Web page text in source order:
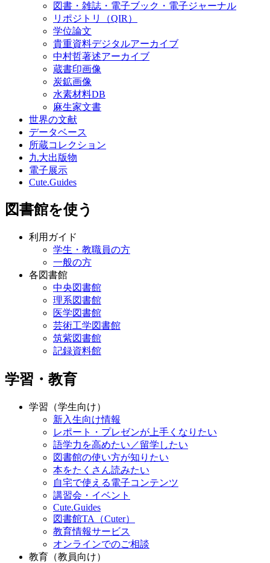
図書・雑誌・電子ブック・電子ジャーナル
リポジトリ（QIR）
学位論文
貴重資料デジタルアーカイブ
中村哲著述アーカイブ
蔵書印画像
炭鉱画像
水素材料DB
麻生家文書
世界の文献
データベース
所蔵コレクション
九大出版物
電子展示
Cute.Guides
図書館を使う
利用ガイド
学生・教職員の方
一般の方
各図書館
中央図書館
理系図書館
医学図書館
芸術工学図書館
筑紫図書館
記録資料館
学習・教育
学習（学生向け）
新入生向け情報
レポート・プレゼンが上手くなりたい
語学力を高めたい／留学したい
図書館の使い方が知りたい
本をたくさん読みたい
自宅で使える電子コンテンツ
講習会・イベント
Cute.Guides
図書館TA（Cuter）
教育情報サービス
オンラインでのご相談
教育（教員向け）